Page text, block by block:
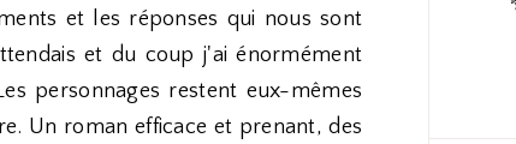
et les réponses qui nous sont
et du coup j'ai énormément
personnages restent eux-mêmes
Un roman efficace et prenant, des